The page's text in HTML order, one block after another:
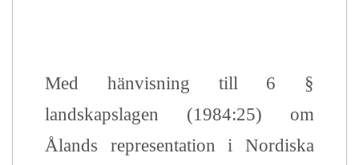
Med hänvisning till 6 §
landskapslagen (1984:25) om
Ålands representation i Nordiska